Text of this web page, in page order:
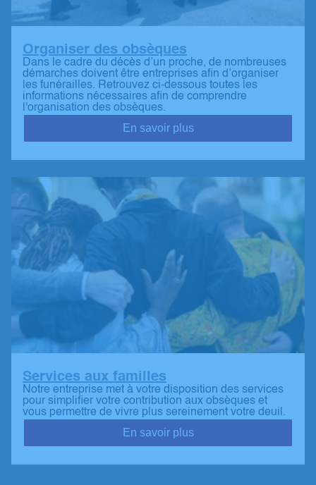
Organiser des obsèques
Dans le cadre du décès d’un proche, de nombreuses
démarches doivent être entreprises afin d’organiser
les funérailles. Retrouvez ci-dessous toutes les
informations nécessaires afin de comprendre
l'organisation des obsèques.
En savoir plus
Services aux familles
Notre entreprise met à votre disposition des services
pour simplifier votre contribution aux obsèques et
vous permettre de vivre plus sereinement votre deuil.
En savoir plus